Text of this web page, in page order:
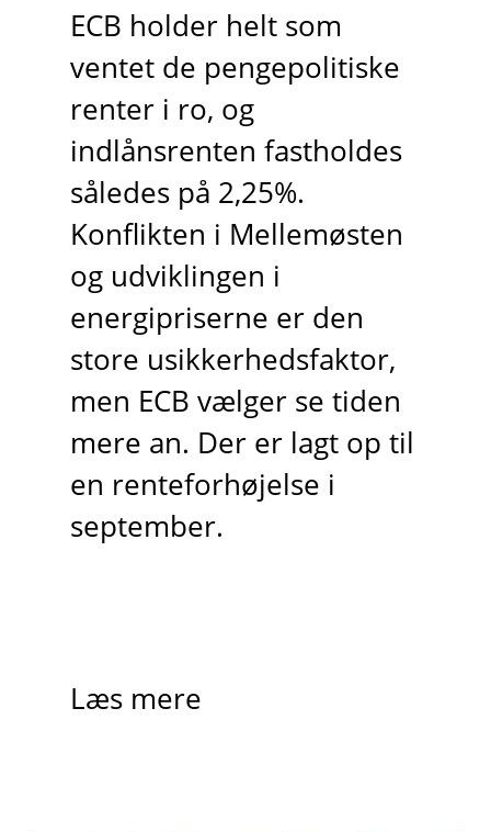
ECB holder helt som
ventet de pengepolitiske
renter i ro, og
indlånsrenten fastholdes
således på 2,25%.
Konflikten i Mellemøsten
og udviklingen i
energipriserne er den
store usikkerhedsfaktor,
men ECB vælger se tiden
mere an. Der er lagt op til
en renteforhøjelse i
september.
Læs mere